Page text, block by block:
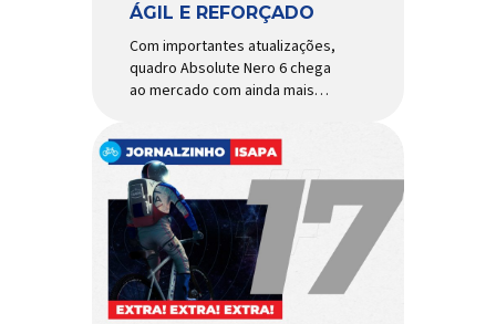
ÁGIL E REFORÇADO
Com importantes atualizações,
quadro Absolute Nero 6 chega
ao mercado com ainda mais
uso urbano e MTB recreacional
Um dos quadros de maior
sucesso do mercado de
bicicletas brasileiro chega em
nova versão: o
Absolute Nero 6, sexta geração
do quadro mais vendido da
marca nacional. Extremamente
popular para quem busca uma